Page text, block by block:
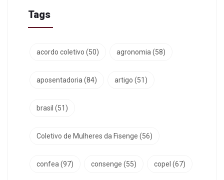
Tags
acordo coletivo (50) agronomia (58)
aposentadoria (84) artigo (51)
brasil (51)
Coletivo de Mulheres da Fisenge (56)
confea (97) consenge (55) copel (67)